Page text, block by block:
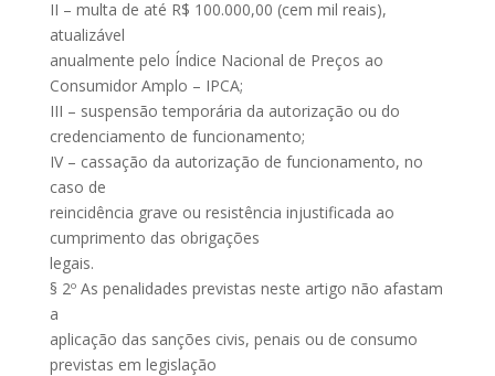
II – multa de até R$ 100.000,00 (cem mil reais),
atualizável
anualmente pelo Índice Nacional de Preços ao
Consumidor Amplo – IPCA;
III – suspensão temporária da autorização ou do
credenciamento de funcionamento;
IV – cassação da autorização de funcionamento, no
caso de
reincidência grave ou resistência injustificada ao
cumprimento das obrigações
legais.
§ 2º As penalidades previstas neste artigo não afastam
a
aplicação das sanções civis, penais ou de consumo
previstas em legislação